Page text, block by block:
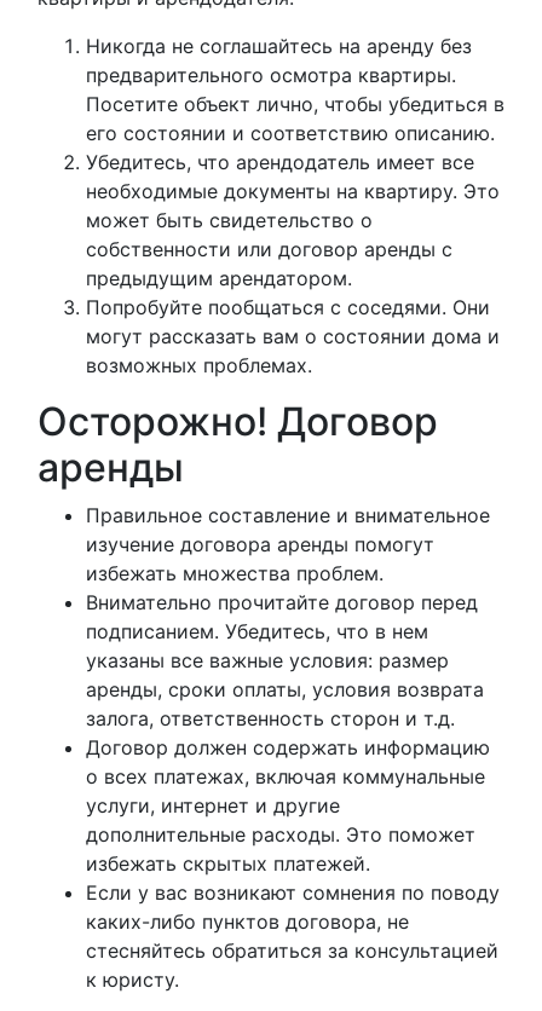
Никогда не соглашайтесь на аренду без
предварительного осмотра квартиры.
Посетите объект лично, чтобы убедиться в
его состоянии и соответствию описанию.
Убедитесь, что арендодатель имеет все
необходимые документы на квартиру. Это
может быть свидетельство о
собственности или договор аренды с
предыдущим арендатором.
Попробуйте пообщаться с соседями. Они
могут рассказать вам о состоянии дома и
возможных проблемах.
Осторожно! Договор
аренды
Правильное составление и внимательное
изучение договора аренды помогут
избежать множества проблем.
Внимательно прочитайте договор перед
подписанием. Убедитесь, что в нем
указаны все важные условия: размер
аренды, сроки оплаты, условия возврата
залога, ответственность сторон и т.д.
Договор должен содержать информацию
о всех платежах, включая коммунальные
услуги, интернет и другие
дополнительные расходы. Это поможет
избежать скрытых платежей.
Если у вас возникают сомнения по поводу
каких-либо пунктов договора, не
стесняйтесь обратиться за консультацией
к юристу.